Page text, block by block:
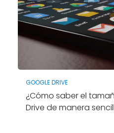
GOOGLE DRIVE
¿Cómo saber el
Drive de manera